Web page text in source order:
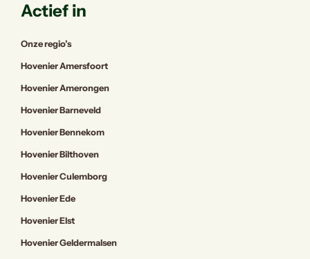
Actief in
Onze regio’s
Hovenier Amersfoort
Hovenier Amerongen
Hovenier Barneveld
Hovenier Bennekom
Hovenier Bilthoven
Hovenier Culemborg
Hovenier Ede
Hovenier Elst
Hovenier Geldermalsen